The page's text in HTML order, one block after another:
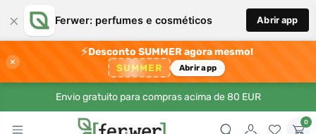
× Ferwer: perfumes e cosméticos Abrir app
×
⚡Desconto SUMMER agora mesmo!
SUMMER Abrir app
Envio gratuito para compras acima de 80 EUR
0